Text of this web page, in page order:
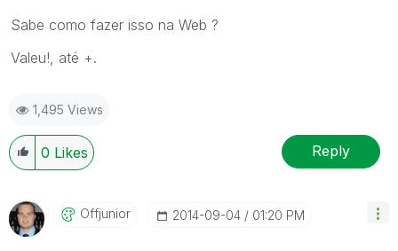
Sabe como fazer isso na Web ?
Valeu!, até +.
1,495 Views
0 Likes Reply
Offjunior ‎2014-09-04 01:20 PM